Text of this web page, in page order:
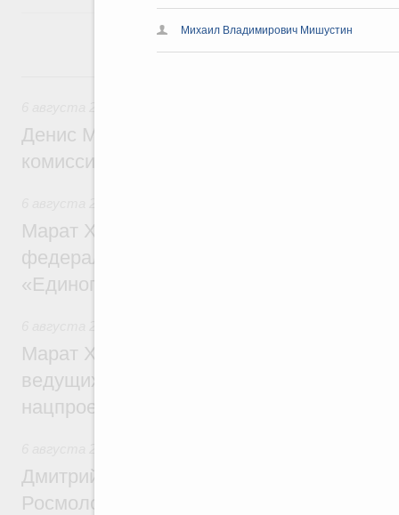
Михаил Владимирович Мишустин
Денис Мантуров провёл заседание
комиссии по промышленности
Марат Хуснуллин: Более 130
федерального значения построено под
«Единого заказчика»
Марат Хуснуллин: Порядка 200
ведущих к спортивным объектам,
нацпроекту «Инфраструктура для
Дмитрий Чернышенко, Сергей Кравцов и
Росмолодёжи Григорий Гуров